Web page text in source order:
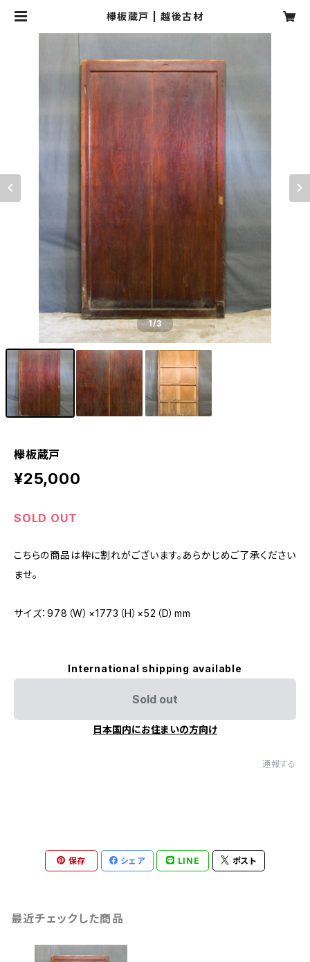
欅板蔵戸 | 越後古材
1/3
欅板蔵戸
¥25,000
SOLD OUT
こちらの商品は枠に割れがございます。あらかじめご了承ください
ませ。
サイズ：978（W）×1773（H）×52（D）mm
International shipping available
Sold out
日本国内にお住まいの方向け
通報する
保存 シェア LINE ポスト
最近チェックした商品